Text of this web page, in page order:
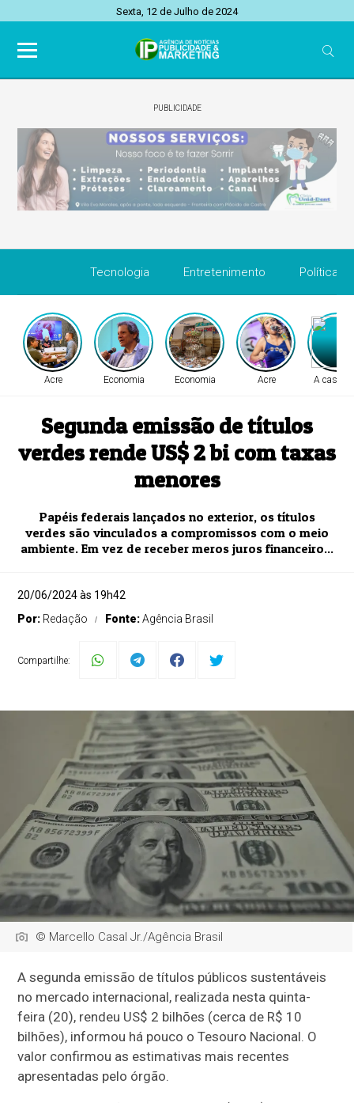
Sexta, 12 de Julho de 2024
PUBLICIDADE
Tecnologia Entretenimento Política
Acre Economia Economia Acre A casa
Segunda emissão de títulos
verdes rende US$ 2 bi com taxas
menores
Papéis federais lançados no exterior, os títulos
verdes são vinculados a compromissos com o meio
ambiente. Em vez de receber meros juros financeiro...
20/06/2024 às 19h42
Por: Redação Fonte:Agência Brasil
Compartilhe:
© Marcello Casal Jr./Agência Brasil
A segunda emissão de títulos públicos sustentáveis
no mercado internacional, realizada nesta quinta-
feira (20), rendeu US$ 2 bilhões (cerca de R$ 10
bilhões), informou há pouco o Tesouro Nacional. O
valor confirmou as estimativas mais recentes
apresentadas pelo órgão.